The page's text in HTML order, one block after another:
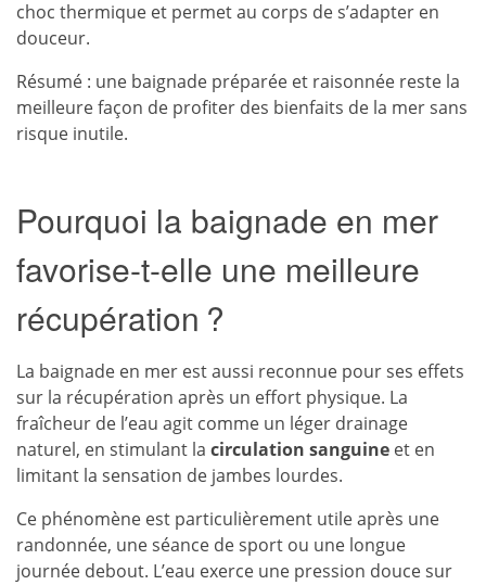
choc thermique et permet au corps de s’adapter en
douceur.
Résumé : une baignade préparée et raisonnée reste la
meilleure façon de profiter des bienfaits de la mer sans
risque inutile.
Pourquoi la baignade en mer
favorise-t-elle une meilleure
récupération ?
La baignade en mer est aussi reconnue pour ses effets
sur la récupération après un effort physique. La
fraîcheur de l’eau agit comme un léger drainage
naturel, en stimulant la circulation sanguine et en
limitant la sensation de jambes lourdes.
Ce phénomène est particulièrement utile après une
randonnée, une séance de sport ou une longue
journée debout. L’eau exerce une pression douce sur